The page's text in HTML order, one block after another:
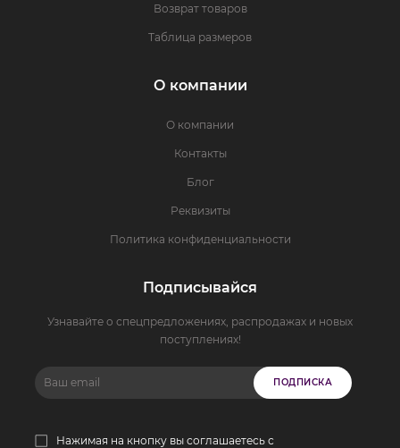
Возврат товаров
Таблица размеров
О компании
О компании
Контакты
Блог
Реквизиты
Политика конфиденциальности
Подписывайся
Узнавайте о спецпредложениях, распродажах и новых
поступлениях!
ПОДПИСКА
Нажимая на кнопку вы соглашаетесь с